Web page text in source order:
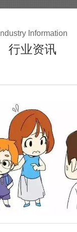
Industry Information
行业资讯